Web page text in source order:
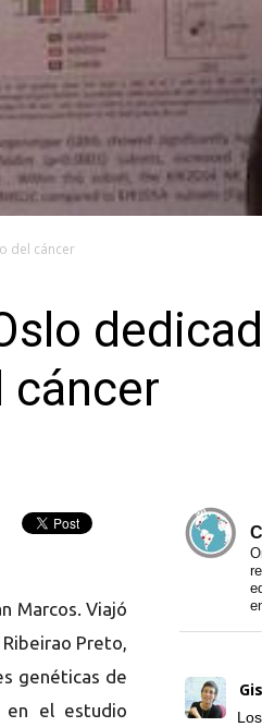
del cáncer
cáncer
Marcos. Viajó
Preto,
genéticas de
en el estudio